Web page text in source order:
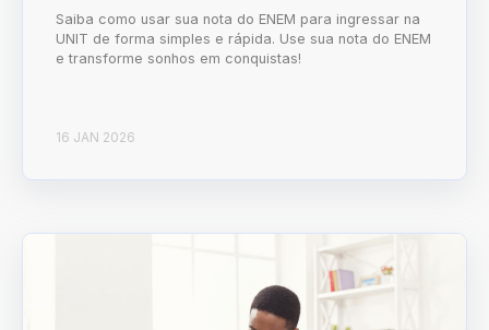
Saiba como usar sua nota do ENEM para ingressar na
UNIT de forma simples e rápida. Use sua nota do ENEM
e transforme sonhos em conquistas!
16 JAN 2026